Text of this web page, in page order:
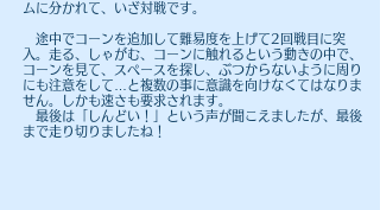
ムに分かれて、いざ対戦です。
途中でコーンを追加して難易度を上げて2回戦目に突
入。走る、しゃがむ、コーンに触れるという動きの中で、
コーンを見て、スペースを探し、ぶつからないように周り
にも注意をして…と複数の事に意識を向けなくてはなりま
せん。しかも速さも要求されます。
最後は「しんどい！」という声が聞こえましたが、最後
まで走り切りましたね！